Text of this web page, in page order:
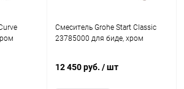
Смеситель Grohe Start Classic
23785000 для биде, хром
12 450 руб. / шт